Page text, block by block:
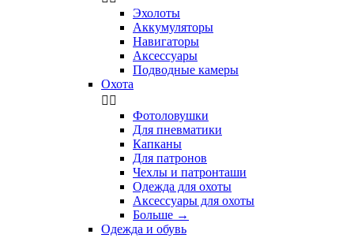
Эхолоты
Аккумуляторы
Навигаторы
Аксессуары
Подводные камеры
Охота
 
Фотоловушки
Для пневматики
Капканы
Для патронов
Чехлы и патронташи
Одежда для охоты
Аксессуары для охоты
Больше →
Одежда и обувь